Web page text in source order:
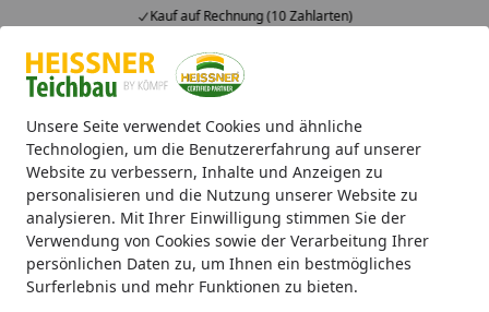
Unsere Seite verwendet Cookies und ähnliche
Technologien, um die Benutzererfahrung auf unserer
Website zu verbessern, Inhalte und Anzeigen zu
personalisieren und die Nutzung unserer Website zu
analysieren. Mit Ihrer Einwilligung stimmen Sie der
Verwendung von Cookies sowie der Verarbeitung Ihrer
persönlichen Daten zu, um Ihnen ein bestmögliches
Surferlebnis und mehr Funktionen zu bieten.
Kauf auf Rechnung (10 Zahlarten)
Alle Produkte
Mein Konto
Suchen
Startseite
Wann ist mein gewünschter Artikel wieder verfügbar?
Wann ist mein gewünschter Artikel
wieder verfügbar?
Unser Angebot ist grenzenlos, unsere Lagerkapazitäten